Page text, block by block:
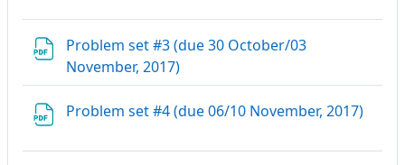
Problem set #3 (due 30 October/03
November, 2017)
Problem set #4 (due 06/10 November, 2017)Datei